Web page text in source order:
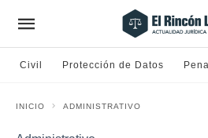
Civil Protección de Datos Penal
INICIO ADMINISTRATIVO